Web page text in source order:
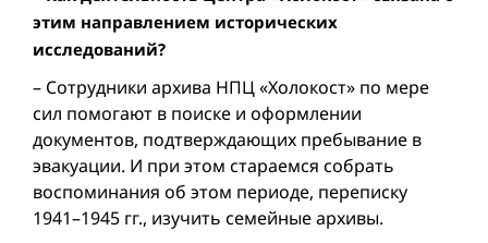
этим направлением исторических
исследований?
– Сотрудники архива НПЦ «Холокост» по мере
сил помогают в поиске и оформлении
документов, подтверждающих пребывание в
эвакуации. И при этом стараемся собрать
воспоминания об этом периоде, переписку
1941–1945 гг., изучить семейные архивы.